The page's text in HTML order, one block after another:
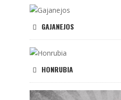
GAJANEJOS
HONRUBIA